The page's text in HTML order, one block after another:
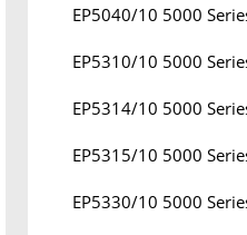
EP5040/10 5000
EP5310/10 5000
EP5314/10 5000
EP5315/10 5000
EP5330/10 5000